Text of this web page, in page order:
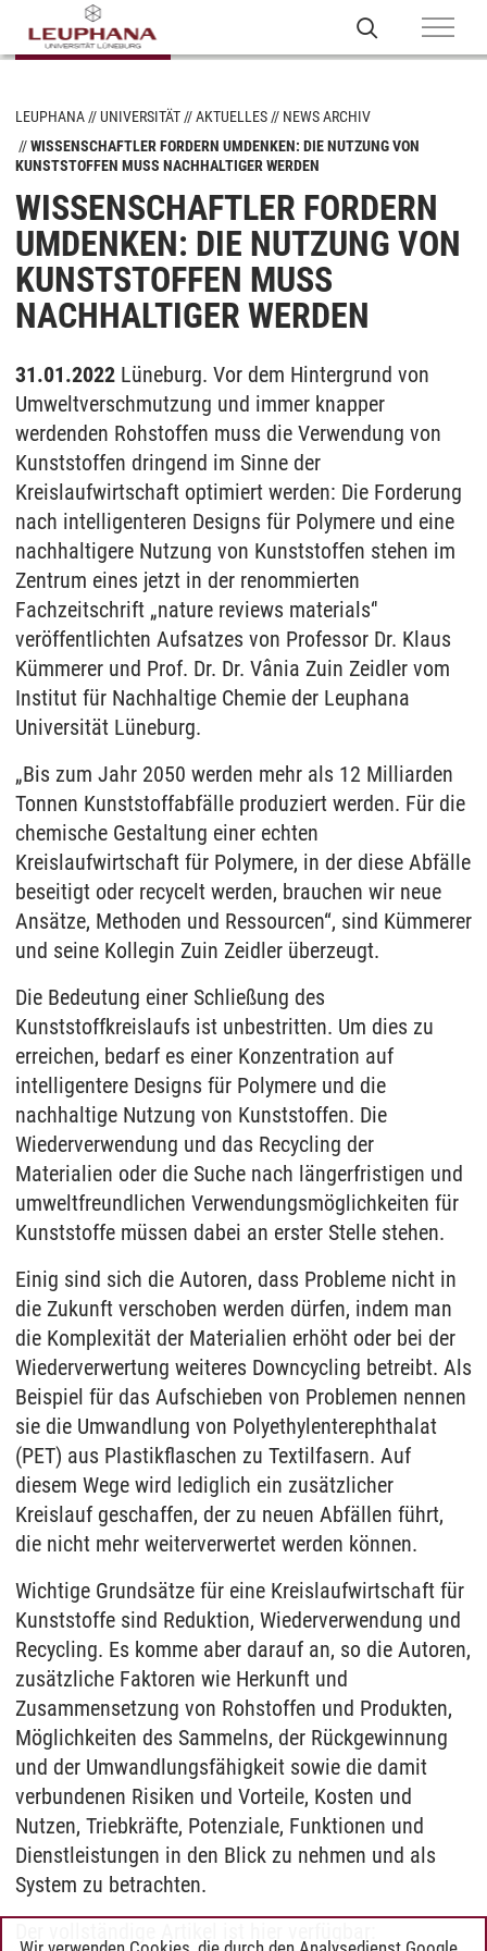
LEUPHANA UNIVERSITÄT AKTUELLES
NEWS ARCHIV
WISSENSCHAFTLER FORDERN UMDENKEN: DIE NUTZUNG VON
KUNSTSTOFFEN MUSS NACHHALTIGER WERDEN
WISSENSCHAFTLER FORDERN
UMDENKEN: DIE NUTZUNG VON
KUNSTSTOFFEN MUSS
NACHHALTIGER WERDEN
31.01.2022 Lüneburg. Vor dem Hintergrund von
Umweltverschmutzung und immer knapper
werdenden Rohstoffen muss die Verwendung von
Kunststoffen dringend im Sinne der
Kreislaufwirtschaft optimiert werden: Die Forderung
nach intelligenteren Designs für Polymere und eine
nachhaltigere Nutzung von Kunststoffen stehen im
Zentrum eines jetzt in der renommierten
Fachzeitschrift „nature reviews materials‘'
veröffentlichten Aufsatzes von Professor Dr. Klaus
Kümmerer und Prof. Dr. Dr. Vânia Zuin Zeidler vom
Institut für Nachhaltige Chemie der Leuphana
Universität Lüneburg.
„Bis zum Jahr 2050 werden mehr als 12 Milliarden
Tonnen Kunststoffabfälle produziert werden. Für die
chemische Gestaltung einer echten
Kreislaufwirtschaft für Polymere, in der diese Abfälle
beseitigt oder recycelt werden, brauchen wir neue
Ansätze, Methoden und Ressourcen“, sind Kümmerer
und seine Kollegin Zuin Zeidler überzeugt.
Die Bedeutung einer Schließung des
Kunststoffkreislaufs ist unbestritten. Um dies zu
erreichen, bedarf es einer Konzentration auf
intelligentere Designs für Polymere und die
nachhaltige Nutzung von Kunststoffen. Die
Wiederverwendung und das Recycling der
Materialien oder die Suche nach längerfristigen und
umweltfreundlichen Verwendungsmöglichkeiten für
Kunststoffe müssen dabei an erster Stelle stehen.
Einig sind sich die Autoren, dass Probleme nicht in
die Zukunft verschoben werden dürfen, indem man
die Komplexität der Materialien erhöht oder bei der
Wiederverwertung weiteres Downcycling betreibt. Als
Beispiel für das Aufschieben von Problemen nennen
sie die Umwandlung von Polyethylenterephthalat
(PET) aus Plastikflaschen zu Textilfasern. Auf
diesem Wege wird lediglich ein zusätzlicher
Kreislauf geschaffen, der zu neuen Abfällen führt,
die nicht mehr weiterverwertet werden können.
Wichtige Grundsätze für eine Kreislaufwirtschaft für
Kunststoffe sind Reduktion, Wiederverwendung und
Recycling. Es komme aber darauf an, so die Autoren,
zusätzliche Faktoren wie Herkunft und
Zusammensetzung von Rohstoffen und Produkten,
Möglichkeiten des Sammelns, der Rückgewinnung
und der Umwandlungsfähigkeit sowie die damit
verbundenen Risiken und Vorteile, Kosten und
Nutzen, Triebkräfte, Potenziale, Funktionen und
Dienstleistungen in den Blick zu nehmen und als
System zu betrachten.